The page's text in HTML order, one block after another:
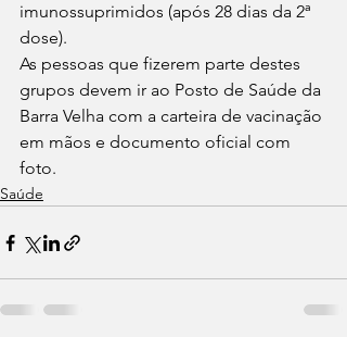
imunossuprimidos (após 28 dias da 2ª
dose).
As pessoas que fizerem parte destes
grupos devem ir ao Posto de Saúde da
Barra Velha com a carteira de vacinação
em mãos e documento oficial com
foto.
Saúde